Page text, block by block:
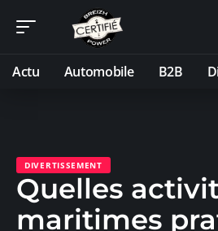
Actu Automobile B2B
DIVERTISSEMENT
Quelles
maritimes